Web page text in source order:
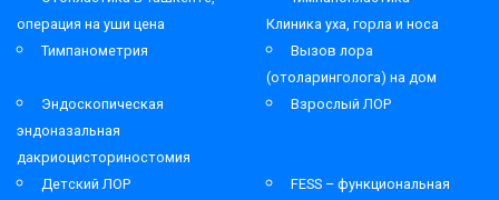
операция на уши цена
Клиника уха, горла и носа
Тимпанометрия
Вызов лора
(отоларинголога) на дом
Эндоскопическая
эндоназальная
дакриоцисториностомия
Взрослый ЛОР
Детский ЛОР
FESS – функциональная